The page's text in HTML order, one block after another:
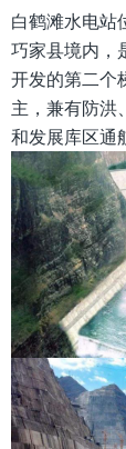
白鹤滩水电站
巧家县境内，
开发的第二个
主，兼有防洪
和发展库区通